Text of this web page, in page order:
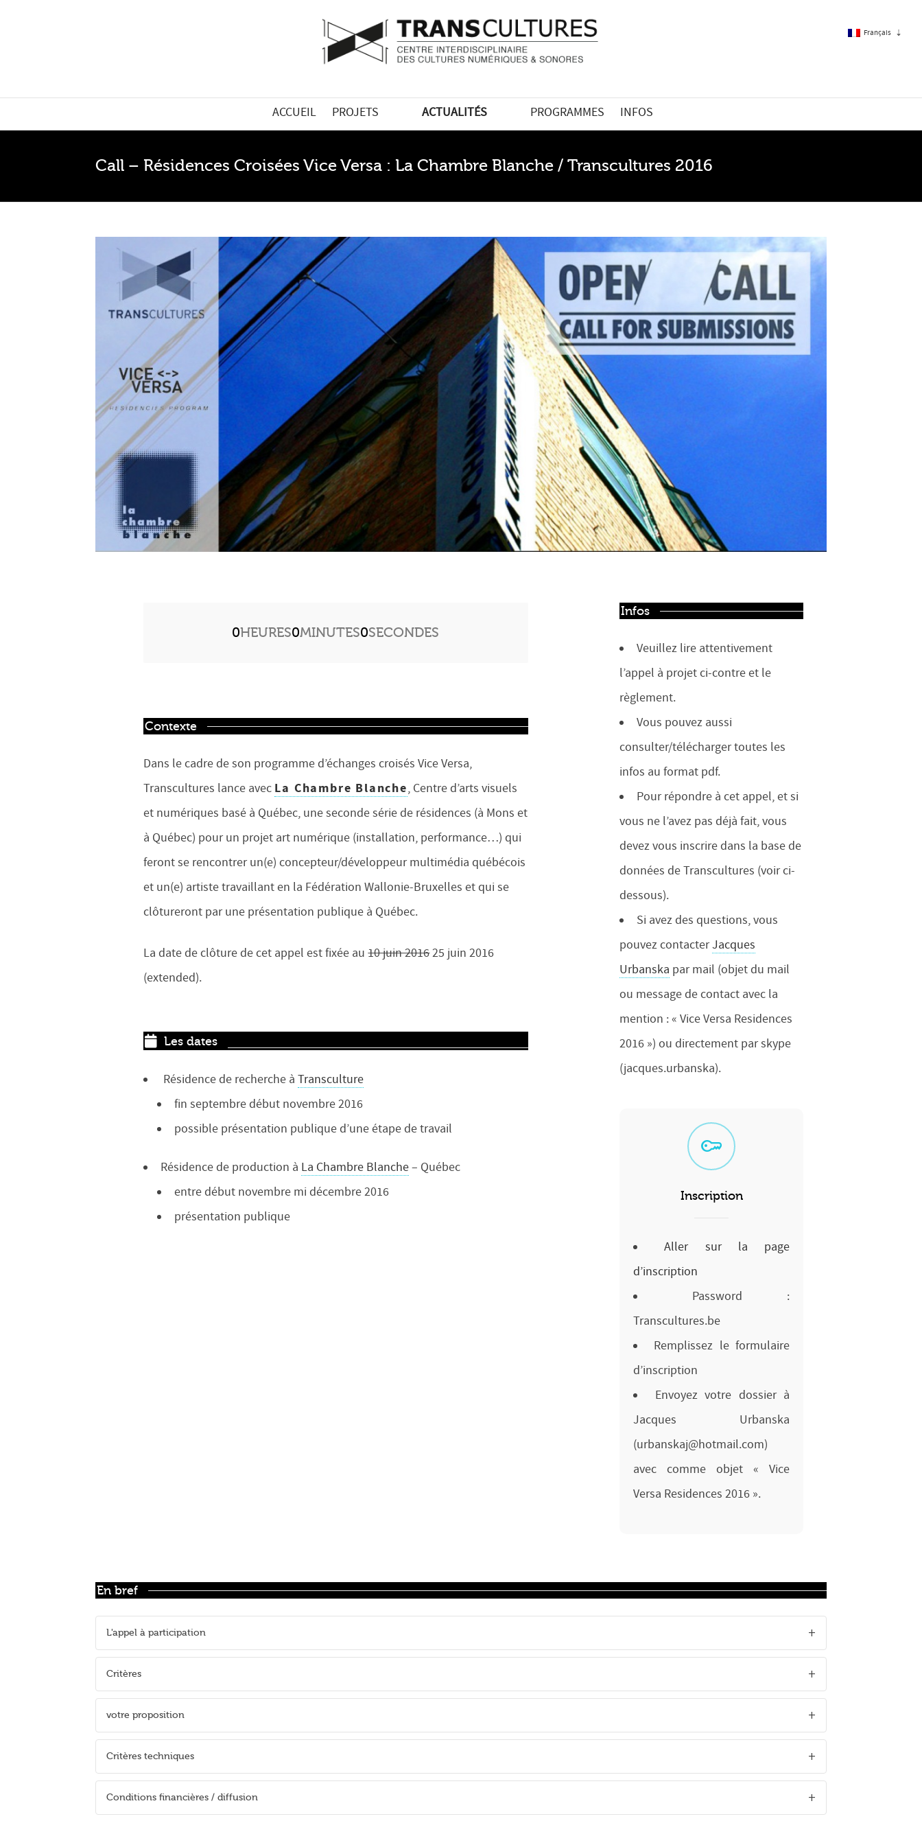
Français
ACCUEIL PROJETS ACTUALITÉS PROGRAMMES INFOS
Call – Résidences Croisées Vice Versa : La Chambre Blanche / Transcultures 2016
0HEURES0MINUTES0SECONDES
Contexte
Dans le cadre de son programme d’échanges croisés Vice Versa,
Transcultures lance avec La Chambre Blanche, Centre d’arts visuels
et numériques basé à Québec, une seconde série de résidences (à Mons et
à Québec) pour un projet art numérique (installation, performance…) qui
feront se rencontrer un(e) concepteur/développeur multimédia québécois
et un(e) artiste travaillant en la Fédération Wallonie-Bruxelles et qui se
clôtureront par une présentation publique à Québec.
La date de clôture de cet appel est fixée au10 juin 201625 juin 2016
(extended).
Les dates
Résidence de recherche àTransculture
fin septembre début novembre 2016
possible présentation publique d’une étape de travail
Résidence de production à La Chambre Blanche– Québec
entre début novembre mi décembre 2016
présentation publique
Infos
Veuillez lire attentivement
l’appel à projet ci-contre et le
règlement.
Vous pouvez aussi
consulter/télécharger toutes les
infos au format pdf.
Pour répondre à cet appel, et si
vous ne l’avez pas déjà fait, vous
devez vous inscrire dans la base de
données de Transcultures (voir ci-
dessous).
Si avez des questions, vous
pouvez contacterJacques
Urbanska par mail (objet du mail
ou message de contact avec la
mention : « Vice Versa Residences
2016 ») ou directement par skype
(jacques.urbanska).
Inscription
Aller sur la page
d’inscription
Password :
Transcultures.be
Remplissez le formulaire
d’inscription
Envoyez votre dossier à
Jacques Urbanska
(urbanskaj@hotmail.com)
avec comme objet « Vice
Versa Residences 2016 ».
En bref
L'appel à participation
Critères
votre proposition
Critères techniques
Conditions financières / diffusion